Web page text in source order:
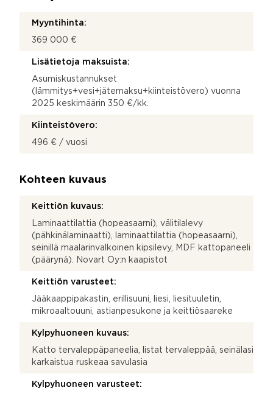
Myyntihinta:
369 000 €
Lisätietoja maksuista:
Asumiskustannukset
(lämmitys+vesi+jätemaksu+kiinteistövero) vuonna
2025 keskimäärin 350 €/kk.
Kiinteistövero:
496 € / vuosi
Kohteen kuvaus
Keittiön kuvaus:
Laminaattilattia (hopeasaarni), välitilalevy
(pähkinälaminaatti), laminaattilattia (hopeasaarni),
seinillä maalarinvalkoinen kipsilevy, MDF kattopaneeli
(päärynä). Novart Oy:n kaapistot
Keittiön varusteet:
Jääkaappipakastin, erillisuuni, liesi, liesituuletin,
mikroaaltouuni, astianpesukone ja keittiösaareke
Kylpyhuoneen kuvaus:
Katto tervaleppäpaneelia, listat tervaleppää, seinälasi
karkaistua ruskeaa savulasia
Kylpyhuoneen varusteet: